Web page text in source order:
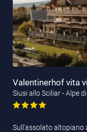
Valentinerhof vita
Siusi allo Sciliar - Alpe
Sull'assolato altopiano